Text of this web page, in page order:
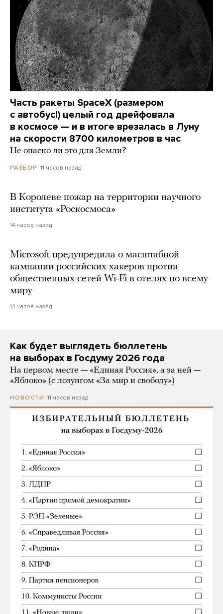
Часть ракеты SpaceX (размером
с автобус!) целый год дрейфовала
в космосе — и в итоге врезалась в Луну
на скорости 8700 километров в час
Не опасно ли это для Земли?
РАЗБОР 11 часов назад
В Королеве пожар на территории научного
института «Роскосмоса»
14 часов назад
Microsoft предупредила о масштабной
кампании российских хакеров против
общественных сетей Wi-Fi в отелях по всему
миру
14 часов назад
Как будет выглядеть бюллетень
на выборах в Госдуму 2026 года
На первом месте — «Единая Россия», а за ней —
«Яблоко» (с лозунгом «За мир и свободу»)
НОВОСТИ 11 часов назад